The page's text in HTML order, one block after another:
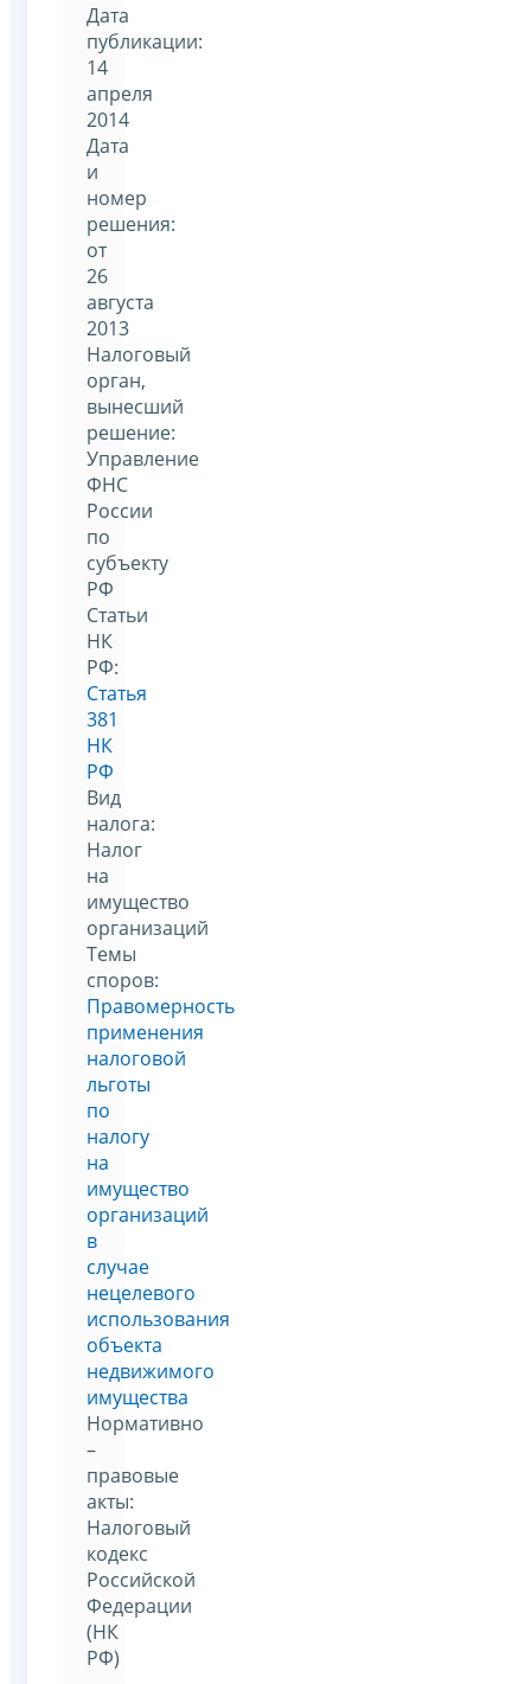
Дата
публикации:
14
апреля
2014
Дата
и
номер
решения:
от
26
августа
2013
Налоговый
орган,
вынесший
решение:
Управление
ФНС
России
по
субъекту
РФ
Статьи
НК
РФ:
Статья
381
НК
РФ
Вид
налога:
Налог
на
имущество
организаций
Темы
споров:
Правомерность
применения
налоговой
льготы
по
налогу
на
имущество
организаций
в
случае
нецелевого
использования
объекта
недвижимого
имущества
Нормативно
–
правовые
акты:
Налоговый
кодекс
Российской
Федерации
(НК
РФ)